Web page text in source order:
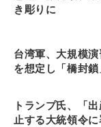
き彫りに
台湾軍、大規模
を想定し「橋封鎖
トランプ氏、「
止する大統領令